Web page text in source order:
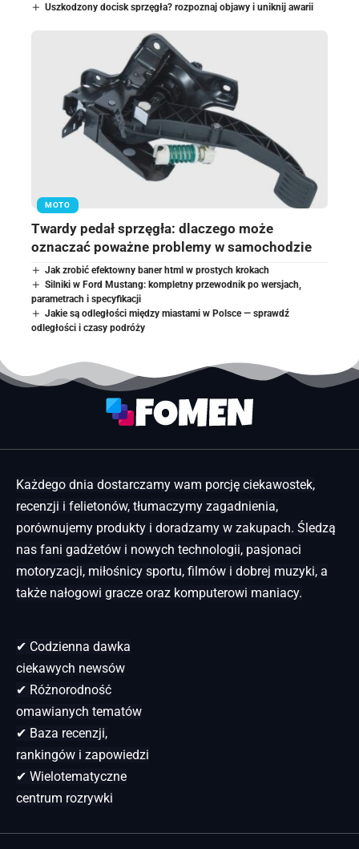
Uszkodzony docisk sprzęgła? rozpoznaj objawy i uniknij awarii
MOTO
Twardy pedał sprzęgła: dlaczego może
oznaczać poważne problemy w samochodzie
Jak zrobić efektowny baner html w prostych krokach
Silniki w Ford Mustang: kompletny przewodnik po wersjach,
parametrach i specyfikacji
Jakie są odległości między miastami w Polsce — sprawdź
odległości i czasy podróży
Każdego dnia dostarczamy wam porcję ciekawostek,
recenzji i felietonów, tłumaczymy zagadnienia,
porównujemy produkty i doradzamy w zakupach. Śledzą
nas fani gadżetów i nowych technologii, pasjonaci
motoryzacji, miłośnicy sportu, filmów i dobrej muzyki, a
także nałogowi gracze oraz komputerowi maniacy.
✔ Codzienna dawka
ciekawych newsów
✔ Różnorodność
omawianych tematów
✔ Baza recenzji,
rankingów i zapowiedzi
✔ Wielotematyczne
centrum rozrywki